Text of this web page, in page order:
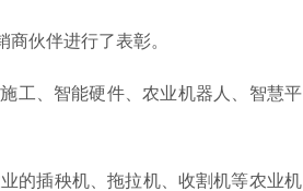
伙伴进行了表彰。
工、智能硬件、农业机器人、智慧平
的插秧机、拖拉机、收割机等农业机